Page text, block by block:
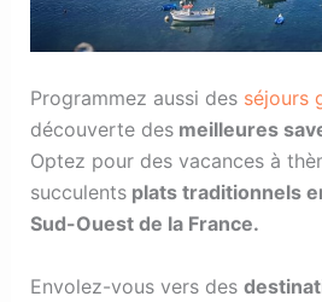
Programmez aussi des séjours
découverte desmeilleures
Optez pour des vacances à
succulentsplats traditionnels
Sud-Ouest de la France.
Envolez-vous vers des